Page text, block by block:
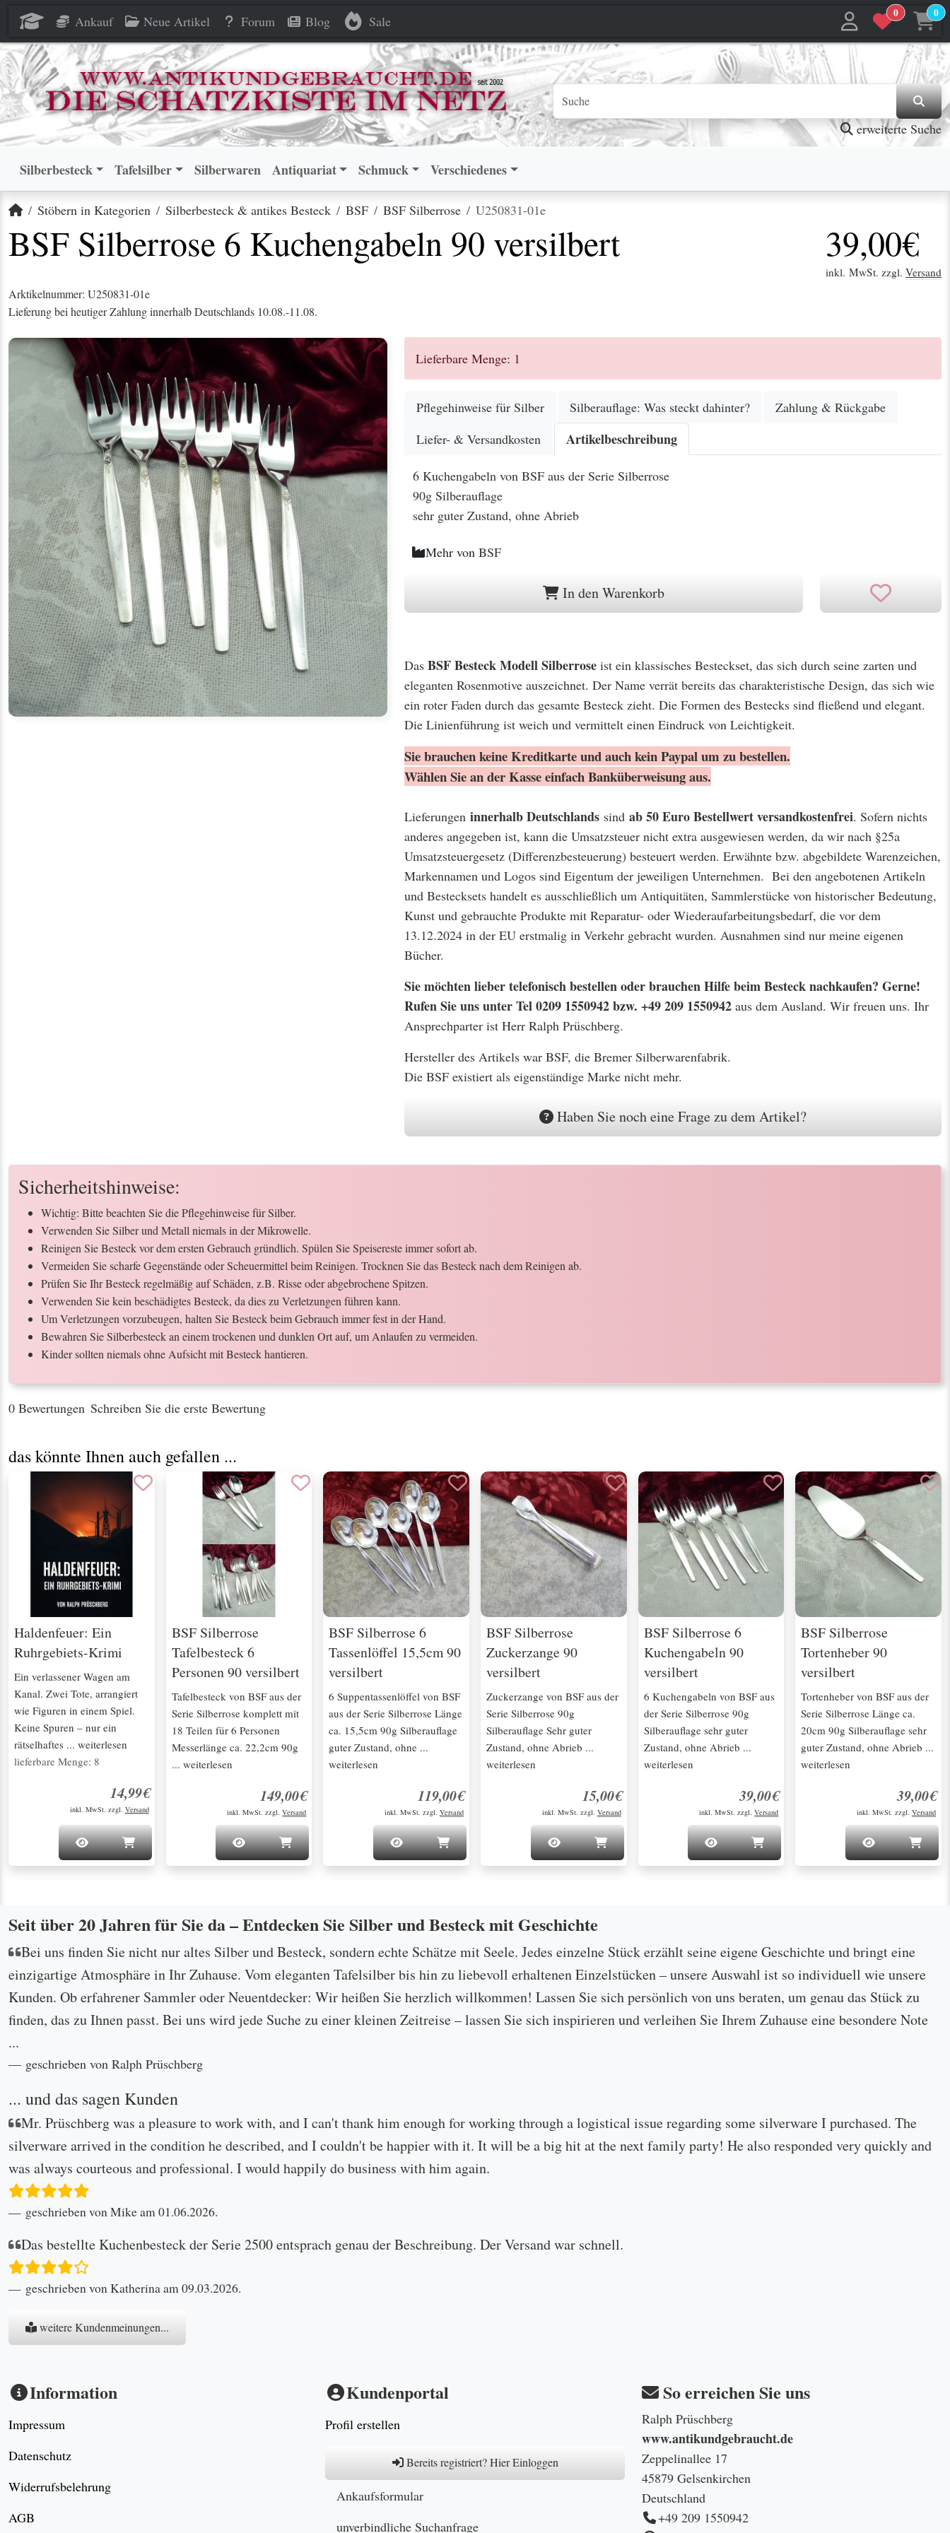
Ankauf Neue Artikel Forum Blog Sale
0 0
erweiterte Suche
Silberbesteck Tafelsilber Silberwaren Antiquariat Schmuck Verschiedenes
Startseite
Stöbern in Kategorien Silberbesteck & antikes Besteck BSF BSF Silberrose U250831-01e
BSF Silberrose 6 Kuchengabeln 90 versilbert 39,00€
inkl. MwSt. zzgl. Versand
Arktikelnummer: U250831-01e
Lieferung bei heutiger Zahlung innerhalb Deutschlands 10.08.-11.08.
Lieferbare Menge: 1
Pflegehinweise für Silber Silberauflage: Was steckt dahinter?
Zahlung & Rückgabe
Liefer- & Versandkosten
Artikelbeschreibung
6 Kuchengabeln von BSF aus der Serie Silberrose
90g Silberauflage
sehr guter Zustand, ohne Abrieb
Mehr von BSF
In den Warenkorb
Das BSF Besteck Modell Silberrose ist ein klassisches Besteckset, das sich durch seine zarten und
eleganten Rosenmotive auszeichnet. Der Name verrät bereits das charakteristische Design, das sich wie
ein roter Faden durch das gesamte Besteck zieht. Die Formen des Bestecks sind fließend und elegant.
Die Linienführung ist weich und vermittelt einen Eindruck von Leichtigkeit.
Sie brauchen keine Kreditkarte und auch kein Paypal um zu bestellen.
Wählen Sie an der Kasse einfach Banküberweisung aus.
Lieferungen innerhalb Deutschlands sind ab 50 Euro Bestellwertversandkostenfrei. Sofern nichts
anderes angegeben ist, kann die Umsatzsteuer nicht extra ausgewiesen werden, da wir nach §25a
Umsatzsteuergesetz (Differenzbesteuerung) besteuert werden. Erwähnte bzw. abgebildete Warenzeichen,
Markennamen und Logos sind Eigentum der jeweiligen Unternehmen. Bei den angebotenen Artikeln
und Bestecksets handelt es ausschließlich um Antiquitäten, Sammlerstücke von historischer Bedeutung,
Kunst und gebrauchte Produkte mit Reparatur- oder Wiederaufarbeitungsbedarf, die vor dem
13.12.2024 in der EU erstmalig in Verkehr gebracht wurden. Ausnahmen sind nur meine eigenen
Bücher.
Sie möchten lieber telefonisch bestellen oder brauchen Hilfe beim Besteck nachkaufen? Gerne!
Rufen Sie uns unter Tel 0209 1550942 bzw. +49 209 1550942 aus dem Ausland. Wir freuen uns. Ihr
Ansprechparter ist Herr Ralph Prüschberg.
Hersteller des Artikels war BSF, die Bremer Silberwarenfabrik.
Die BSF existiert als eigenständige Marke nicht mehr.
Haben Sie noch eine Frage zu dem Artikel?
Sicherheitshinweise:
Wichtig: Bitte beachten Sie die Pflegehinweise für Silber.
Verwenden Sie Silber und Metall niemals in der Mikrowelle.
Reinigen Sie Besteck vor dem ersten Gebrauch gründlich. Spülen Sie Speisereste immer sofort ab.
Vermeiden Sie scharfe Gegenstände oder Scheuermittel beim Reinigen. Trocknen Sie das Besteck nach dem Reinigen ab.
Prüfen Sie Ihr Besteck regelmäßig auf Schäden, z.B. Risse oder abgebrochene Spitzen.
Verwenden Sie kein beschädigtes Besteck, da dies zu Verletzungen führen kann.
Um Verletzungen vorzubeugen, halten Sie Besteck beim Gebrauch immer fest in der Hand.
Bewahren Sie Silberbesteck an einem trockenen und dunklen Ort auf, um Anlaufen zu vermeiden.
Kinder sollten niemals ohne Aufsicht mit Besteck hantieren.
0 Bewertungen Schreiben Sie die erste Bewertung
BSF Silberrose 6 Kuchengabeln 90 versilbert jetzt in den Warenkorb
BSF Silberrose 6 Kuchengabeln 90 versilbert jetzt in den Warenkorb
das könnte Ihnen auch gefallen ...
Haldenfeuer: Ein
Ruhrgebiets-Krimi
Ein verlassener Wagen am
Kanal. Zwei Tote, arrangiert
wie Figuren in einem Spiel.
Keine Spuren – nur ein
rätselhaftes ... weiterlesen
lieferbare Menge: 8
14,99€
inkl. MwSt. zzgl. Versand
BSF Silberrose
Tafelbesteck 6
Personen 90 versilbert
Tafelbesteck von BSF aus der
Serie Silberrose komplett mit
18 Teilen für 6 Personen
Messerlänge ca. 22,2cm 90g
... weiterlesen
149,00€
inkl. MwSt. zzgl.Versand
BSF Silberrose 6
Tassenlöffel 15,5cm 90
versilbert
6 Suppentassenlöffel von BSF
aus der Serie Silberrose Länge
ca. 15,5cm 90g Silberauflage
guter Zustand, ohne ...
weiterlesen
119,00€
inkl. MwSt. zzgl. Versand
BSF Silberrose
Zuckerzange 90
versilbert
Zuckerzange von BSF aus der
Serie Silberrose 90g
Silberauflage Sehr guter
Zustand, ohne Abrieb ...
weiterlesen
15,00€
inkl. MwSt. zzgl. Versand
BSF Silberrose 6
Kuchengabeln 90
versilbert
6 Kuchengabeln von BSF aus
der Serie Silberrose 90g
Silberauflage sehr guter
Zustand, ohne Abrieb ...
weiterlesen
39,00€
inkl. MwSt. zzgl.Versand
BSF Silberrose
Tortenheber 90
versilbert
Tortenheber von BSF aus der
Serie Silberrose Länge ca.
20cm 90g Silberauflage sehr
guter Zustand, ohne Abrieb ...
weiterlesen
39,00€
inkl. MwSt. zzgl. Versand
Seit über 20 Jahren für Sie da – Entdecken Sie Silber und Besteck mit Geschichte
Bei uns finden Sie nicht nur altes Silber und Besteck, sondern echte Schätze mit Seele. Jedes einzelne Stück erzählt seine eigene Geschichte und bringt eine
einzigartige Atmosphäre in Ihr Zuhause. Vom eleganten Tafelsilber bis hin zu liebevoll erhaltenen Einzelstücken – unsere Auswahl ist so individuell wie unsere
Kunden. Ob erfahrener Sammler oder Neuentdecker: Wir heißen Sie herzlich willkommen! Lassen Sie sich persönlich von uns beraten, um genau das Stück zu
finden, das zu Ihnen passt. Bei uns wird jede Suche zu einer kleinen Zeitreise – lassen Sie sich inspirieren und verleihen Sie Ihrem Zuhause eine besondere Note
...
geschrieben von Ralph Prüschberg
... und das sagen Kunden
Mr. Prüschberg was a pleasure to work with, and I can't thank him enough for working through a logistical issue regarding some silverware I purchased. The
silverware arrived in the condition he described, and I couldn't be happier with it. It will be a big hit at the next family party! He also responded very quickly and
was always courteous and professional. I would happily do business with him again.
geschrieben von Mike am 01.06.2026.
Das bestellte Kuchenbesteck der Serie 2500 entsprach genau der Beschreibung. Der Versand war schnell.
geschrieben von Katherina am 09.03.2026.
weitere Kundenmeinungen...
Information
Impressum
Datenschutz
Widerrufsbelehrung
AGB
Kundenportal
Profil erstellen
Bereits registriert? Hier Einloggen
Ankaufsformular
unverbindliche Suchanfrage
So erreichen Sie uns
Ralph Prüschberg
www.antikundgebraucht.de
Zeppelinallee 17
45879 Gelsenkirchen
Deutschland
+49 209 1550942